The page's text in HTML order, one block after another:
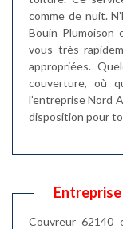
comme de nuit.
Bouin Plumoison
vous très
appropriées.
couverture, où
l’entreprise Nord
disposition pour
Couvreur 62140